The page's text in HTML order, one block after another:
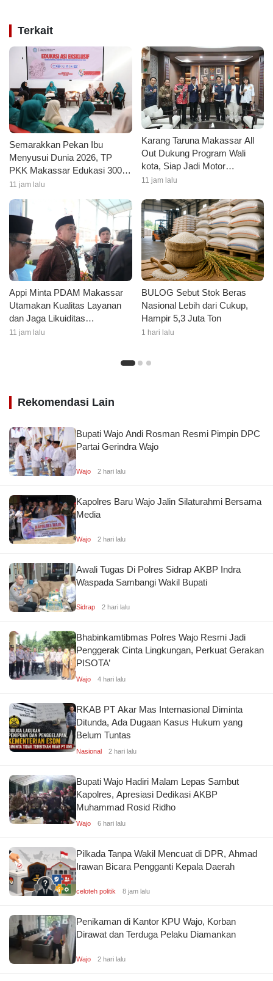
Terkait
Semarakkan Pekan Ibu
Menyusui Dunia 2026, TP
PKK Makassar Edukasi 300
Ibu Hamil dan Kader PKK
11 jam lalu
Karang Taruna Makassar All
Out Dukung Program Wali
kota, Siap Jadi Motor
Penggerak Pilah Sampah
11 jam lalu
Appi Minta PDAM Makassar
Utamakan Kualitas Layanan
dan Jaga Likuiditas
Perusahaan
11 jam lalu
BULOG Sebut Stok Beras
Nasional Lebih dari Cukup,
Hampir 5,3 Juta Ton
1 hari lalu
Rekomendasi Lain
Bupati Wajo Andi Rosman Resmi Pimpin DPC
Partai Gerindra Wajo
Wajo 2 hari lalu
Kapolres Baru Wajo Jalin Silaturahmi Bersama
Media
Wajo 2 hari lalu
Awali Tugas Di Polres Sidrap AKBP Indra
Waspada Sambangi Wakil Bupati
Sidrap 2 hari lalu
Bhabinkamtibmas Polres Wajo Resmi Jadi
Penggerak Cinta Lingkungan, Perkuat Gerakan
PISOTA’
Wajo 4 hari lalu
RKAB PT Akar Mas Internasional Diminta
Ditunda, Ada Dugaan Kasus Hukum yang
Belum Tuntas
Nasional 2 hari lalu
Bupati Wajo Hadiri Malam Lepas Sambut
Kapolres, Apresiasi Dedikasi AKBP
Muhammad Rosid Ridho
Wajo 6 hari lalu
Pilkada Tanpa Wakil Mencuat di DPR, Ahmad
Irawan Bicara Pengganti Kepala Daerah
celoteh politik 8 jam lalu
Penikaman di Kantor KPU Wajo, Korban
Dirawat dan Terduga Pelaku Diamankan
Wajo 2 hari lalu